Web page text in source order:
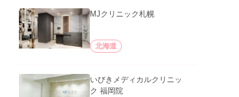
MJクリニック札幌
北海道
いびきメディカルクリニッ
ク 福岡院